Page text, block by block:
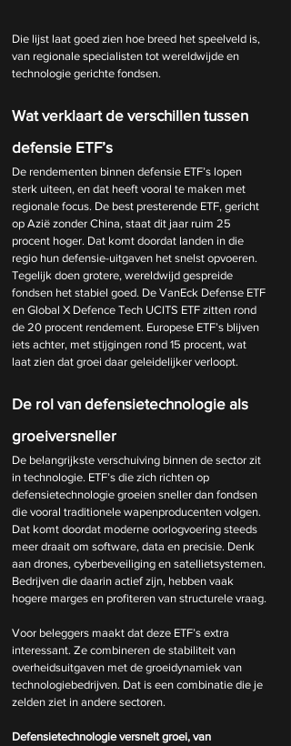
Die lijst laat goed zien hoe breed het speelveld is,
van regionale specialisten tot wereldwijde en
technologie gerichte fondsen.
Wat verklaart de verschillen tussen
defensie ETF’s
De rendementen binnen defensie ETF’s lopen
sterk uiteen, en dat heeft vooral te maken met
regionale focus. De best presterende ETF, gericht
op Azië zonder China, staat dit jaar ruim 25
procent hoger. Dat komt doordat landen in die
regio hun defensie-uitgaven het snelst opvoeren.
Tegelijk doen grotere, wereldwijd gespreide
fondsen het stabiel goed. De VanEck Defense ETF
en Global X Defence Tech UCITS ETF zitten rond
de 20 procent rendement. Europese ETF’s blijven
iets achter, met stijgingen rond 15 procent, wat
laat zien dat groei daar geleidelijker verloopt.
De rol van defensietechnologie als
groeiversneller
De belangrijkste verschuiving binnen de sector zit
in technologie. ETF’s die zich richten op
defensietechnologie groeien sneller dan fondsen
die vooral traditionele wapenproducenten volgen.
Dat komt doordat moderne oorlogvoering steeds
meer draait om software, data en precisie. Denk
aan drones, cyberbeveiliging en satellietsystemen.
Bedrijven die daarin actief zijn, hebben vaak
hogere marges en profiteren van structurele vraag.
Voor beleggers maakt dat deze ETF’s extra
interessant. Ze combineren de stabiliteit van
overheidsuitgaven met de groeidynamiek van
technologiebedrijven. Dat is een combinatie die je
zelden ziet in andere sectoren.
Defensietechnologie versnelt groei, van